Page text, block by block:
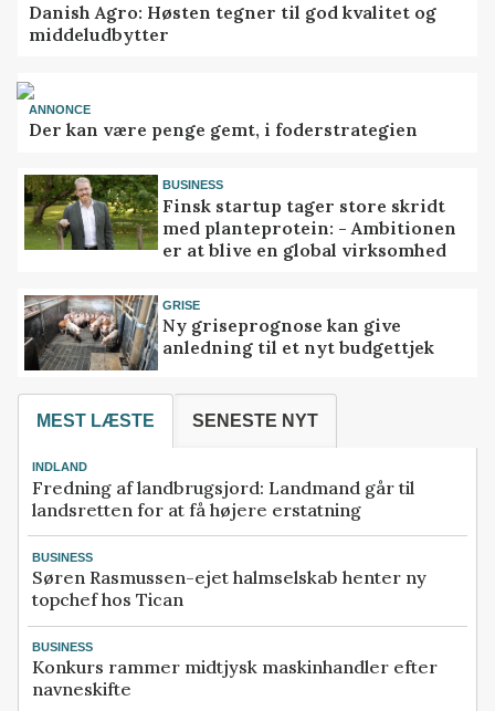
Danish Agro: Høsten tegner til god kvalitet og
middeludbytter
ANNONCE
Der kan være penge gemt, i foderstrategien
BUSINESS
Finsk startup tager store skridt
med planteprotein: - Ambitionen
er at blive en global virksomhed
GRISE
Ny griseprognose kan give
anledning til et nyt budgettjek
MEST LÆSTE SENESTE NYT
INDLAND
Fredning af landbrugsjord: Landmand går til
landsretten for at få højere erstatning
BUSINESS
Søren Rasmussen-ejet halmselskab henter ny
topchef hos Tican
BUSINESS
Konkurs rammer midtjysk maskinhandler efter
navneskifte